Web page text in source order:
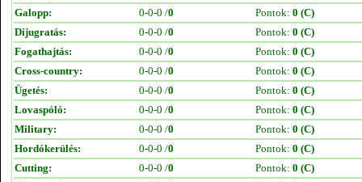
Galopp:
0-0-0 /0 Pontok: 0 (C)
Díjugratás:
0-0-0 /0 Pontok: 0 (C)
Fogathajtás:
0-0-0 /0 Pontok: 0 (C)
Cross-country:
0-0-0 /0 Pontok: 0 (C)
Ügetés:
0-0-0 /0 Pontok: 0 (C)
Lovaspóló:
0-0-0 /0 Pontok: 0 (C)
Military:
0-0-0 /0 Pontok: 0 (C)
Hordókerülés:
0-0-0 /0 Pontok: 0 (C)
Cutting:
0-0-0 /0 Pontok: 0 (C)